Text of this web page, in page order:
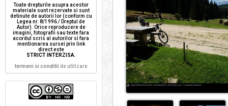
Toate drepturile asupra acestor
materiale sunt rezervate si sunt
detinute de autorii lor (conform cu
Legea nr. 8/1996 / Dreptul de
Autor). Orice reproducere de
imagini, fotografii sau texte fara
acordul scris al autorilor si fara
mentionarea sursei prin link
direct este
STRICT INTERZISA.
termeni si conditii de utilizare